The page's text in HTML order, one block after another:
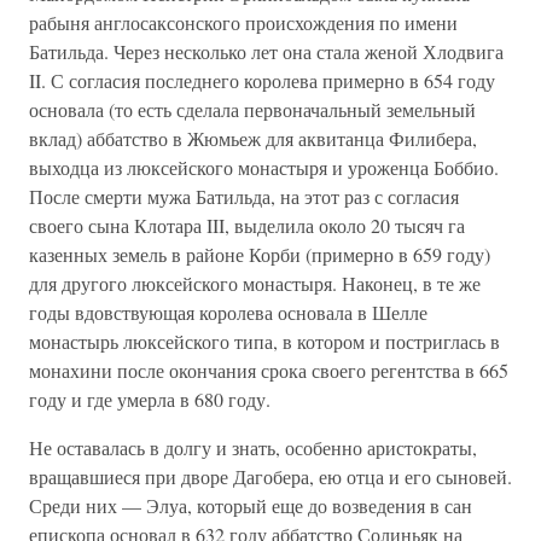
рабыня англосаксонского происхождения по имени
Батильда. Через несколько лет она стала женой Хлодвига
II. С согласия последнего королева примерно в 654 году
основала (то есть сделала первоначальный земельный
вклад) аббатство в Жюмьеж для аквитанца Филибера,
выходца из люксейского монастыря и уроженца Боббио.
После смерти мужа Батильда, на этот раз с согласия
своего сына Клотара III, выделила около 20 тысяч га
казенных земель в районе Корби (примерно в 659 году)
для другого люксейского монастыря. Наконец, в те же
годы вдовствующая королева основала в Шелле
монастырь люксейского типа, в котором и постриглась в
монахини после окончания срока своего регентства в 665
году и где умерла в 680 году.
Не оставалась в долгу и знать, особенно аристократы,
вращавшиеся при дворе Дагобера, ею отца и его сыновей.
Среди них — Элуа, который еще до возведения в сан
епископа основал в 632 году аббатство Солиньяк на